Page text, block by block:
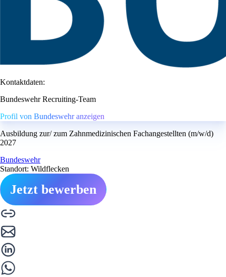
Kontaktdaten:
Bundeswehr Recruiting-Team
Profil von Bundeswehr anzeigen
Ausbildung zur/ zum Zahnmedizinischen Fachangestellten (m/w/d)
2027
Bundeswehr
Standort: Wildflecken
Jetzt bewerben